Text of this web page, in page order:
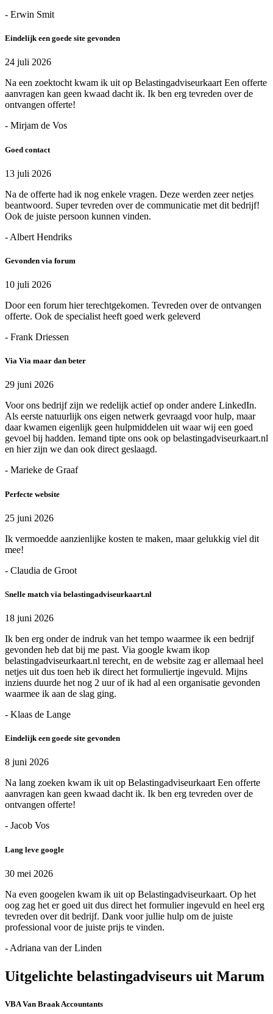
- Erwin Smit
Eindelijk een goede site gevonden
24 juli 2026
Na een zoektocht kwam ik uit op Belastingadviseurkaart Een offerte
aanvragen kan geen kwaad dacht ik. Ik ben erg tevreden over de
ontvangen offerte!
- Mirjam de Vos
Goed contact
13 juli 2026
Na de offerte had ik nog enkele vragen. Deze werden zeer netjes
beantwoord. Super tevreden over de communicatie met dit bedrijf!
Ook de juiste persoon kunnen vinden.
- Albert Hendriks
Gevonden via forum
10 juli 2026
Door een forum hier terechtgekomen. Tevreden over de ontvangen
offerte. Ook de specialist heeft goed werk geleverd
- Frank Driessen
Via Via maar dan beter
29 juni 2026
Voor ons bedrijf zijn we redelijk actief op onder andere LinkedIn.
Als eerste natuurlijk ons eigen netwerk gevraagd voor hulp, maar
daar kwamen eigenlijk geen hulpmiddelen uit waar wij een goed
gevoel bij hadden. Iemand tipte ons ook op belastingadviseurkaart.nl
en hier zijn we dan ook direct geslaagd.
- Marieke de Graaf
Perfecte website
25 juni 2026
Ik vermoedde aanzienlijke kosten te maken, maar gelukkig viel dit
mee!
- Claudia de Groot
Snelle match via belastingadviseurkaart.nl
18 juni 2026
Ik ben erg onder de indruk van het tempo waarmee ik een bedrijf
gevonden heb dat bij me past. Via google kwam ikop
belastingadviseurkaart.nl terecht, en de website zag er allemaal heel
netjes uit dus toen heb ik direct het formuliertje ingevuld. Mijns
inziens duurde het nog 2 uur of ik had al een organisatie gevonden
waarmee ik aan de slag ging.
- Klaas de Lange
Eindelijk een goede site gevonden
8 juni 2026
Na lang zoeken kwam ik uit op Belastingadviseurkaart Een offerte
aanvragen kan geen kwaad dacht ik. Ik ben erg tevreden over de
ontvangen offerte!
- Jacob Vos
Lang leve google
30 mei 2026
Na even googelen kwam ik uit op Belastingadviseurkaart. Op het
oog zag het er goed uit dus direct het formulier ingevuld en heel erg
tevreden over dit bedrijf. Dank voor jullie hulp om de juiste
professional voor de juiste prijs te vinden.
- Adriana van der Linden
Uitgelichte belastingadviseurs uit Marum
VBA Van Braak Accountants